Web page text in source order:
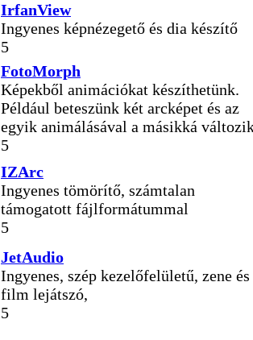
IrfanView
Ingyenes képnézegető és dia készítő
5
FotoMorph
Képekből animációkat készíthetünk.
Például beteszünk két arcképet és az
egyik animálásával a másikká
5
IZArc
Ingyenes tömörítő, számtalan
támogatott fájlformátummal
5
JetAudio
Ingyenes, szép kezelőfelületű, zene és
film lejátszó,
5